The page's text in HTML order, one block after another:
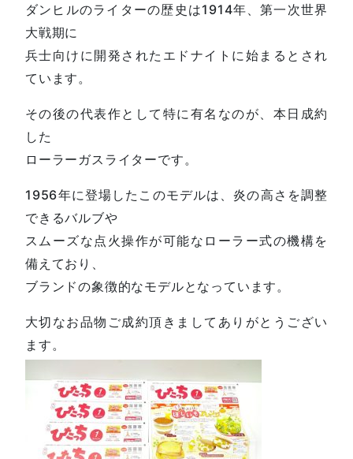
ダンヒルのライターの歴史は1914年、第一次世界
大戦期に
兵士向けに開発されたエドナイトに始まるとされ
ています。
その後の代表作として特に有名なのが、本日成約
した
ローラーガスライターです。
1956年に登場したこのモデルは、炎の高さを調整
できるバルブや
スムーズな点火操作が可能なローラー式の機構を
備えており、
ブランドの象徴的なモデルとなっています。
大切なお品物ご成約頂きましてありがとうござい
ます。